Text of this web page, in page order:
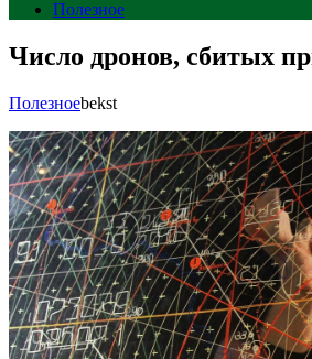
Полезное
Число дронов, сбитых
Полезноеbekst